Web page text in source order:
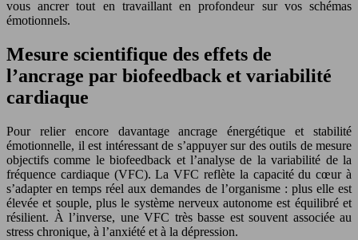
vous ancrer tout en travaillant en profondeur sur vos schémas
émotionnels.
Mesure scientifique des effets de
l’ancrage par biofeedback et variabilité
cardiaque
Pour relier encore davantage ancrage énergétique et stabilité
émotionnelle, il est intéressant de s’appuyer sur des outils de mesure
objectifs comme le biofeedback et l’analyse de la variabilité de la
fréquence cardiaque (VFC). La VFC reflète la capacité du cœur à
s’adapter en temps réel aux demandes de l’organisme : plus elle est
élevée et souple, plus le système nerveux autonome est équilibré et
résilient. À l’inverse, une VFC très basse est souvent associée au
stress chronique, à l’anxiété et à la dépression.